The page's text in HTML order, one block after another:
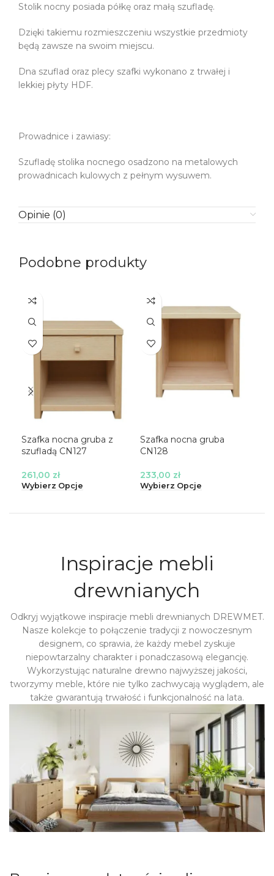
Stolik nocny posiada półkę oraz małą szufladę.
Dzięki takiemu rozmieszczeniu wszystkie przedmioty
będą zawsze na swoim miejscu.
Dna szuflad oraz plecy szafki wykonano z trwałej i
lekkiej płyty HDF.
Prowadnice i zawiasy:
Szufladę stolika nocnego osadzono na metalowych
prowadnicach kulowych z pełnym wysuwem.
Opinie (0)
Podobne produkty
Szafka nocna gruba z
szufladą CN127
261,00 zł
Wybierz Opcje
Szafka nocna gruba
CN128
233,00 zł
Wybierz Opcje
Inspiracje mebli
drewnianych
Odkryj wyjątkowe inspiracje mebli drewnianych DREWMET.
Nasze kolekcje to połączenie tradycji z nowoczesnym
designem, co sprawia, że każdy mebel zyskuje
niepowtarzalny charakter i ponadczasową elegancję.
Wykorzystując naturalne drewno najwyższej jakości,
tworzymy meble, które nie tylko zachwycają wyglądem, ale
także gwarantują trwałość i funkcjonalność na lata.